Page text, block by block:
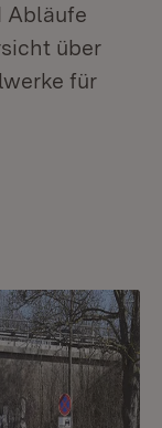
Abläufe
über
für